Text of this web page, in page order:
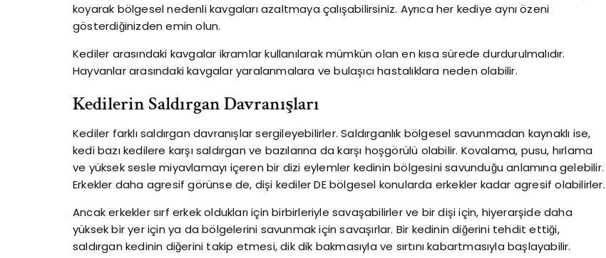
koyarak bölgesel nedenli kavgaları azaltmaya çalışabilirsiniz. Ayrıca her kediye aynı özeni
gösterdiğinizden emin olun.
Kediler arasındaki kavgalar ikramlar kullanılarak mümkün olan en kısa sürede durdurulmalıdır.
Hayvanlar arasındaki kavgalar yaralanmalara ve bulaşıcı hastalıklara neden olabilir.
Kedilerin Saldırgan Davranışları
Kediler farklı saldırgan davranışlar sergileyebilirler. Saldırganlık bölgesel savunmadan kaynaklı ise,
kedi bazı kedilere karşı saldırgan ve bazılarına da karşı hoşgörülü olabilir. Kovalama, pusu, hırlama
ve yüksek sesle miyavlamayı içeren bir dizi eylemler kedinin bölgesini savunduğu anlamına gelebilir.
Erkekler daha agresif görünse de, dişi kediler DE bölgesel konularda erkekler kadar agresif olabilirler.
Ancak erkekler sırf erkek oldukları için birbirleriyle savaşabilirler ve bir dişi için, hiyerarşide daha
yüksek bir yer için ya da bölgelerini savunmak için savaşırlar. Bir kedinin diğerini tehdit ettiği,
saldırgan kedinin diğerini takip etmesi, dik dik bakmasıyla ve sırtını kabartmasıyla başlayabilir.